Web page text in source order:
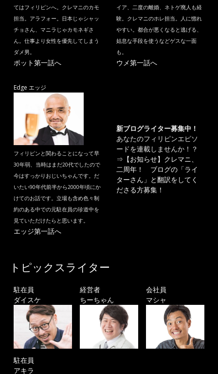
てはフィリピンへ。クレマニのカモ
担当。アラフォー。日本じゃシャッ
チョさん、マニラじゃカモネギさ
ん。仕事より女性を優先してしまう
ダメ男。
ポット第一話へ
イア、二度の離婚、ネトゲ廃人も経
験。クレマニのホレ担当。人に惚れ
やすい。都合が悪くなると逃げる、
姑息な手段を使うなどゲスな一面
も。
ウメ第一話へ
Edge エッジ
フィリピンと関わることになって早
30年弱、当時はまだ20代でしたので
今はすっかりおじいちゃんです。だ
いたい90年代前半から2000年頃にか
けてのお話です。立場も含め色々制
約のある中での元駐在員の珍道中を
見ていただけたらと思います。
エッジ第一話へ
新ブログライター募集中！
あなたのフィリピンエピソ
ードを連載しませんか！？
⇒ 【お知らせ】クレマニ、
二周年！ ブログの「ライ
ターさん」と翻訳をしてく
ださる方募集！
トピックスライター
駐在員
ダイスケ
経営者
ちーちゃん
会社員
マシャ
駐在員
アキラ